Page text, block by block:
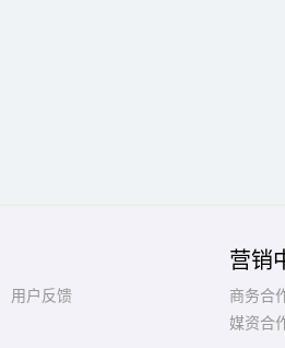
用户反馈
营销
商务合
媒资合